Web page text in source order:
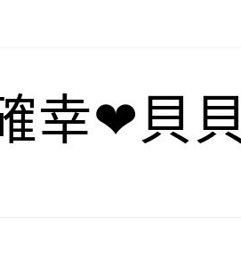
幸❤貝貝